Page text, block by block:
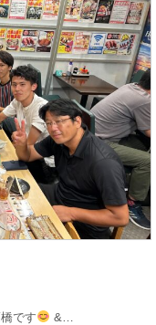
です
&…